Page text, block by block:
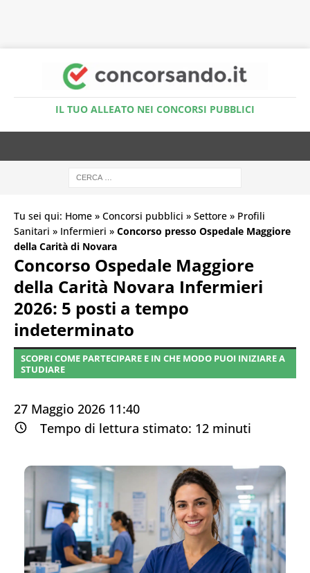
IL TUO ALLEATO NEI CONCORSI PUBBLICI
Tu sei qui: Home » Concorsi pubblici » Settore » Profili
Sanitari » Infermieri » Concorso presso Ospedale Maggiore
della Carità di Novara
Concorso Ospedale Maggiore
della Carità Novara Infermieri
2026: 5 posti a tempo
indeterminato
SCOPRI COME PARTECIPARE E IN CHE MODO PUOI INIZIARE A
STUDIARE
27 Maggio 2026 11:40
Tempo di lettura stimato: 12 minuti